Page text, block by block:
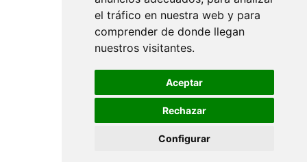
el tráfico en nuestra web y para
comprender de donde llegan
nuestros visitantes.
Aceptar
Rechazar
Configurar